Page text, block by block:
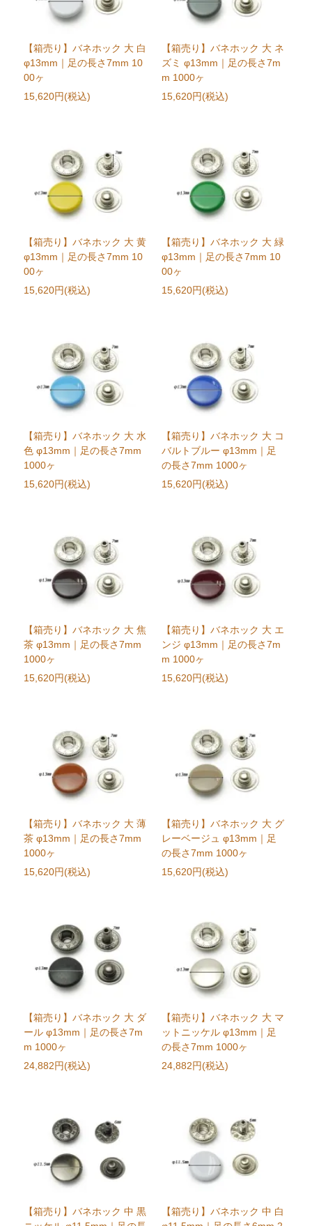
【箱売り】バネホック 大 白
φ13mm｜足の長さ7mm 10
00ヶ
15,620円(税込)
【箱売り】バネホック 大 ネ
ズミ φ13mm｜足の長さ7m
m 1000ヶ
15,620円(税込)
【箱売り】バネホック 大 黄
φ13mm｜足の長さ7mm 10
00ヶ
15,620円(税込)
【箱売り】バネホック 大 緑
φ13mm｜足の長さ7mm 10
00ヶ
15,620円(税込)
【箱売り】バネホック 大 水
色 φ13mm｜足の長さ7mm
1000ヶ
15,620円(税込)
【箱売り】バネホック 大 コ
バルトブルー φ13mm｜足
の長さ7mm 1000ヶ
15,620円(税込)
【箱売り】バネホック 大 焦
茶 φ13mm｜足の長さ7mm
1000ヶ
15,620円(税込)
【箱売り】バネホック 大 エ
ンジ φ13mm｜足の長さ7m
m 1000ヶ
15,620円(税込)
【箱売り】バネホック 大 薄
茶 φ13mm｜足の長さ7mm
1000ヶ
15,620円(税込)
【箱売り】バネホック 大 グ
レーベージュ φ13mm｜足
の長さ7mm 1000ヶ
15,620円(税込)
【箱売り】バネホック 大 ダ
ール φ13mm｜足の長さ7m
m 1000ヶ
24,882円(税込)
【箱売り】バネホック 大 マ
ットニッケル φ13mm｜足
の長さ7mm 1000ヶ
24,882円(税込)
【箱売り】バネホック 中 黒
【箱売り】バネホック 中 白